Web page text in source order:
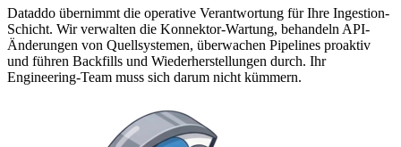
Dataddo übernimmt die operative Verantwortung für Ihre Ingestion-
Schicht. Wir verwalten die Konnektor-Wartung, behandeln API-
Änderungen von Quellsystemen, überwachen Pipelines proaktiv
und führen Backfills und Wiederherstellungen durch. Ihr
Engineering-Team muss sich darum nicht kümmern.